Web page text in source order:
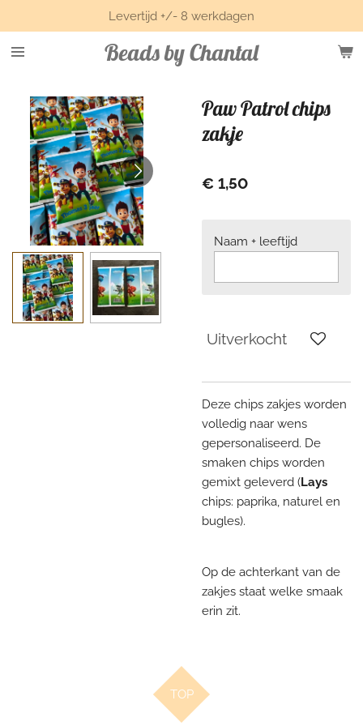
direct
naar
hoofdinhoud
Beads by Chantal
Levertijd +/- 8 werkdagen
Paw Patrol chips
zakje
€ 1,50
Naam + leeftijd
Uitverkocht
Deze chips zakjes worden
volledig naar wens
gepersonaliseerd. De
smaken chips worden
gemixt geleverd (Lays
chips: paprika, naturel en
bugles).
Op de achterkant van de
zakjes staat welke smaak
erin zit.
TOP